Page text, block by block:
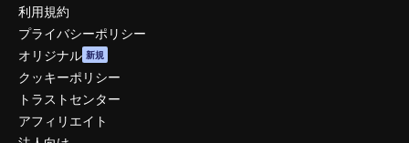
利用規約
プライバシーポリシー
オリジナル 新規
クッキーポリシー
トラストセンター
アフィリエイト